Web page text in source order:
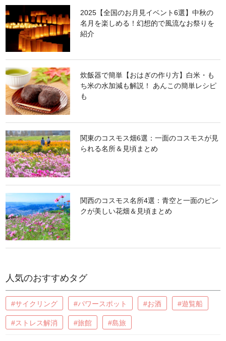
2025【全国のお月見イベント6選】中秋の
名月を楽しめる！幻想的で風流なお祭りを
紹介
炊飯器で簡単【おはぎの作り方】白米・も
ち米の水加減も解説！ あんこの簡単レシピ
も
関東のコスモス畑6選：一面のコスモスが見
られる名所＆見頃まとめ
関西のコスモス名所4選：青空と一面のピン
クが美しい花畑＆見頃まとめ
人気のおすすめタグ
#サイクリング #パワースポット #お酒 #遊覧船
#ストレス解消 #旅館 #島旅